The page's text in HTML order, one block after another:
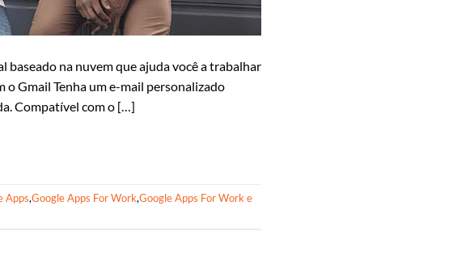
na nuvem que ajuda você a trabalhar
Gmail Tenha um e-mail personalizado
Compatível com o […]
Apps,Google Apps For Work,Google Apps For Work e